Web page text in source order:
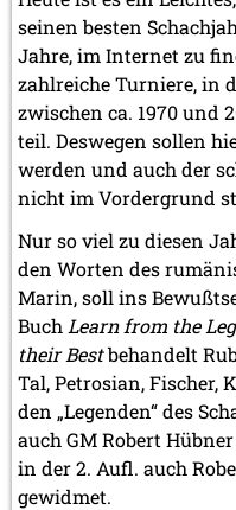
seinen besten
Jahre, im Internet zu
zahlreiche Turniere, in
zwischen ca. 1970 und
teil. Deswegen sollen
werden und auch der
nicht im Vordergrund
Nur so viel zu diesen
den Worten des
Marin, soll ins
Buch Learn from the
their Bestbehandelt
Tal, Petrosian, Fischer,
den „Legenden“ des
auch GM Robert
in der 2. Aufl. auch
gewidmet.